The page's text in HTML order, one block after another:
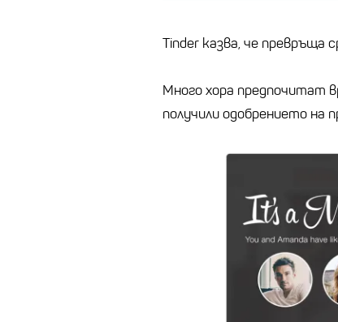
Tinder казва, че превръща
Много хора предпочитат
получили одобрението на